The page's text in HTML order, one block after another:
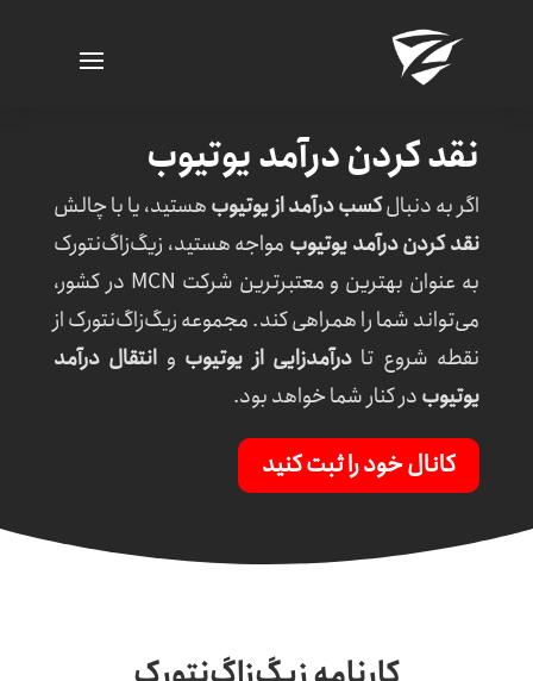
نقد کردن درآمد یوتیوب
اگر به دنبالکسب درآمد از یوتیوبهستید، یا با چالش
نقد کردن درآمد یوتیوب مواجه هستید، زیگ‌زاگ‌نتورک
به عنوان بهترین و معتبرترین شرکت MCN در کشور،
می‌تواند شما را همراهی کند. مجموعه زیگ‌زاگ‌نتورک از
نقطه شروع تادرآمدزایی از یوتیوب و انتقال درآمد
یوتیوبدر کنار شما خواهد بود.
کانال خود را ثبت کنید